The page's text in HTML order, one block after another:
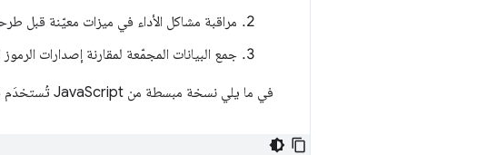
مراقبة مشاكل الأداء في ميزات معيّنة قبل
جمع البيانات المجمّعة لمقارنة إصدارات
في ما يلي نسخة مبسطة من JavaScript تُستخدَم في مرحلة الإنتاج لجمع بيانات LoAF من أجل عزل تأثير Taboola.